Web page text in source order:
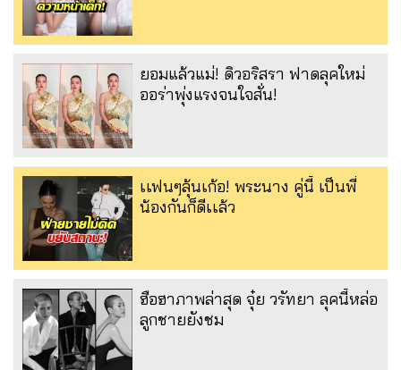
ยอมแล้วแม่! ดิวอริสรา ฟาดลุคใหม่
ออร่าพุ่งแรงจนใจสั่น!
เเฟนๆลุ้นเก้อ! พระนาง คู่นี้ เป็นพี่
น้องกันก็ดีเเล้ว
ฮือฮาภาพล่าสุด จุ๋ย วรัทยา ลุคนี้หล่อ
ลูกชายยังชม